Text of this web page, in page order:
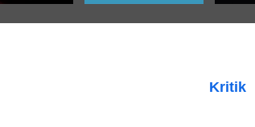
Kritik